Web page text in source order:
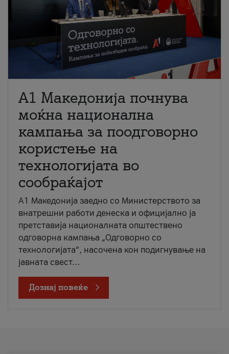
A1 Македонија почнува
моќна национална
кампања за поодговорно
користење на
технологијата во
сообраќајот
A1 Македонија заедно со Министерството за
внатрешни работи денеска и официјално ја
претставија националната општествено
одговорна кампања „Одговорно со
технологијата“, насочена кон подигнување на
јавната свест...
Дознај повеќе